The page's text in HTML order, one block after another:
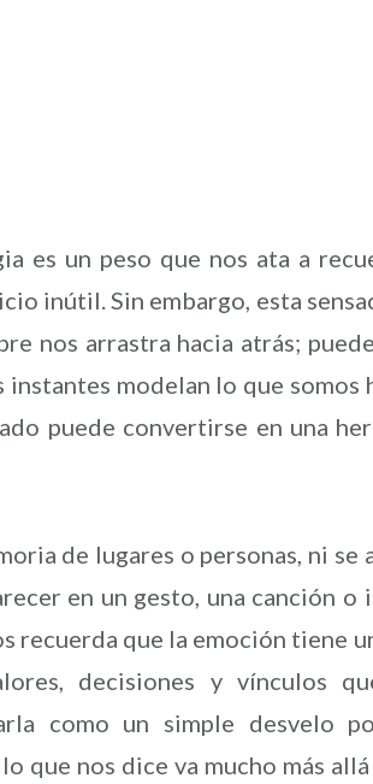
es un peso que nos ata a
inútil. Sin embargo, esta
nos arrastra hacia atrás;
modelan lo que somos
puede convertirse en una
de lugares o personas, ni se
en un gesto, una canción o
recuerda que la emoción tiene
decisiones y vínculos
como un simple desvelo
que nos dice va mucho más